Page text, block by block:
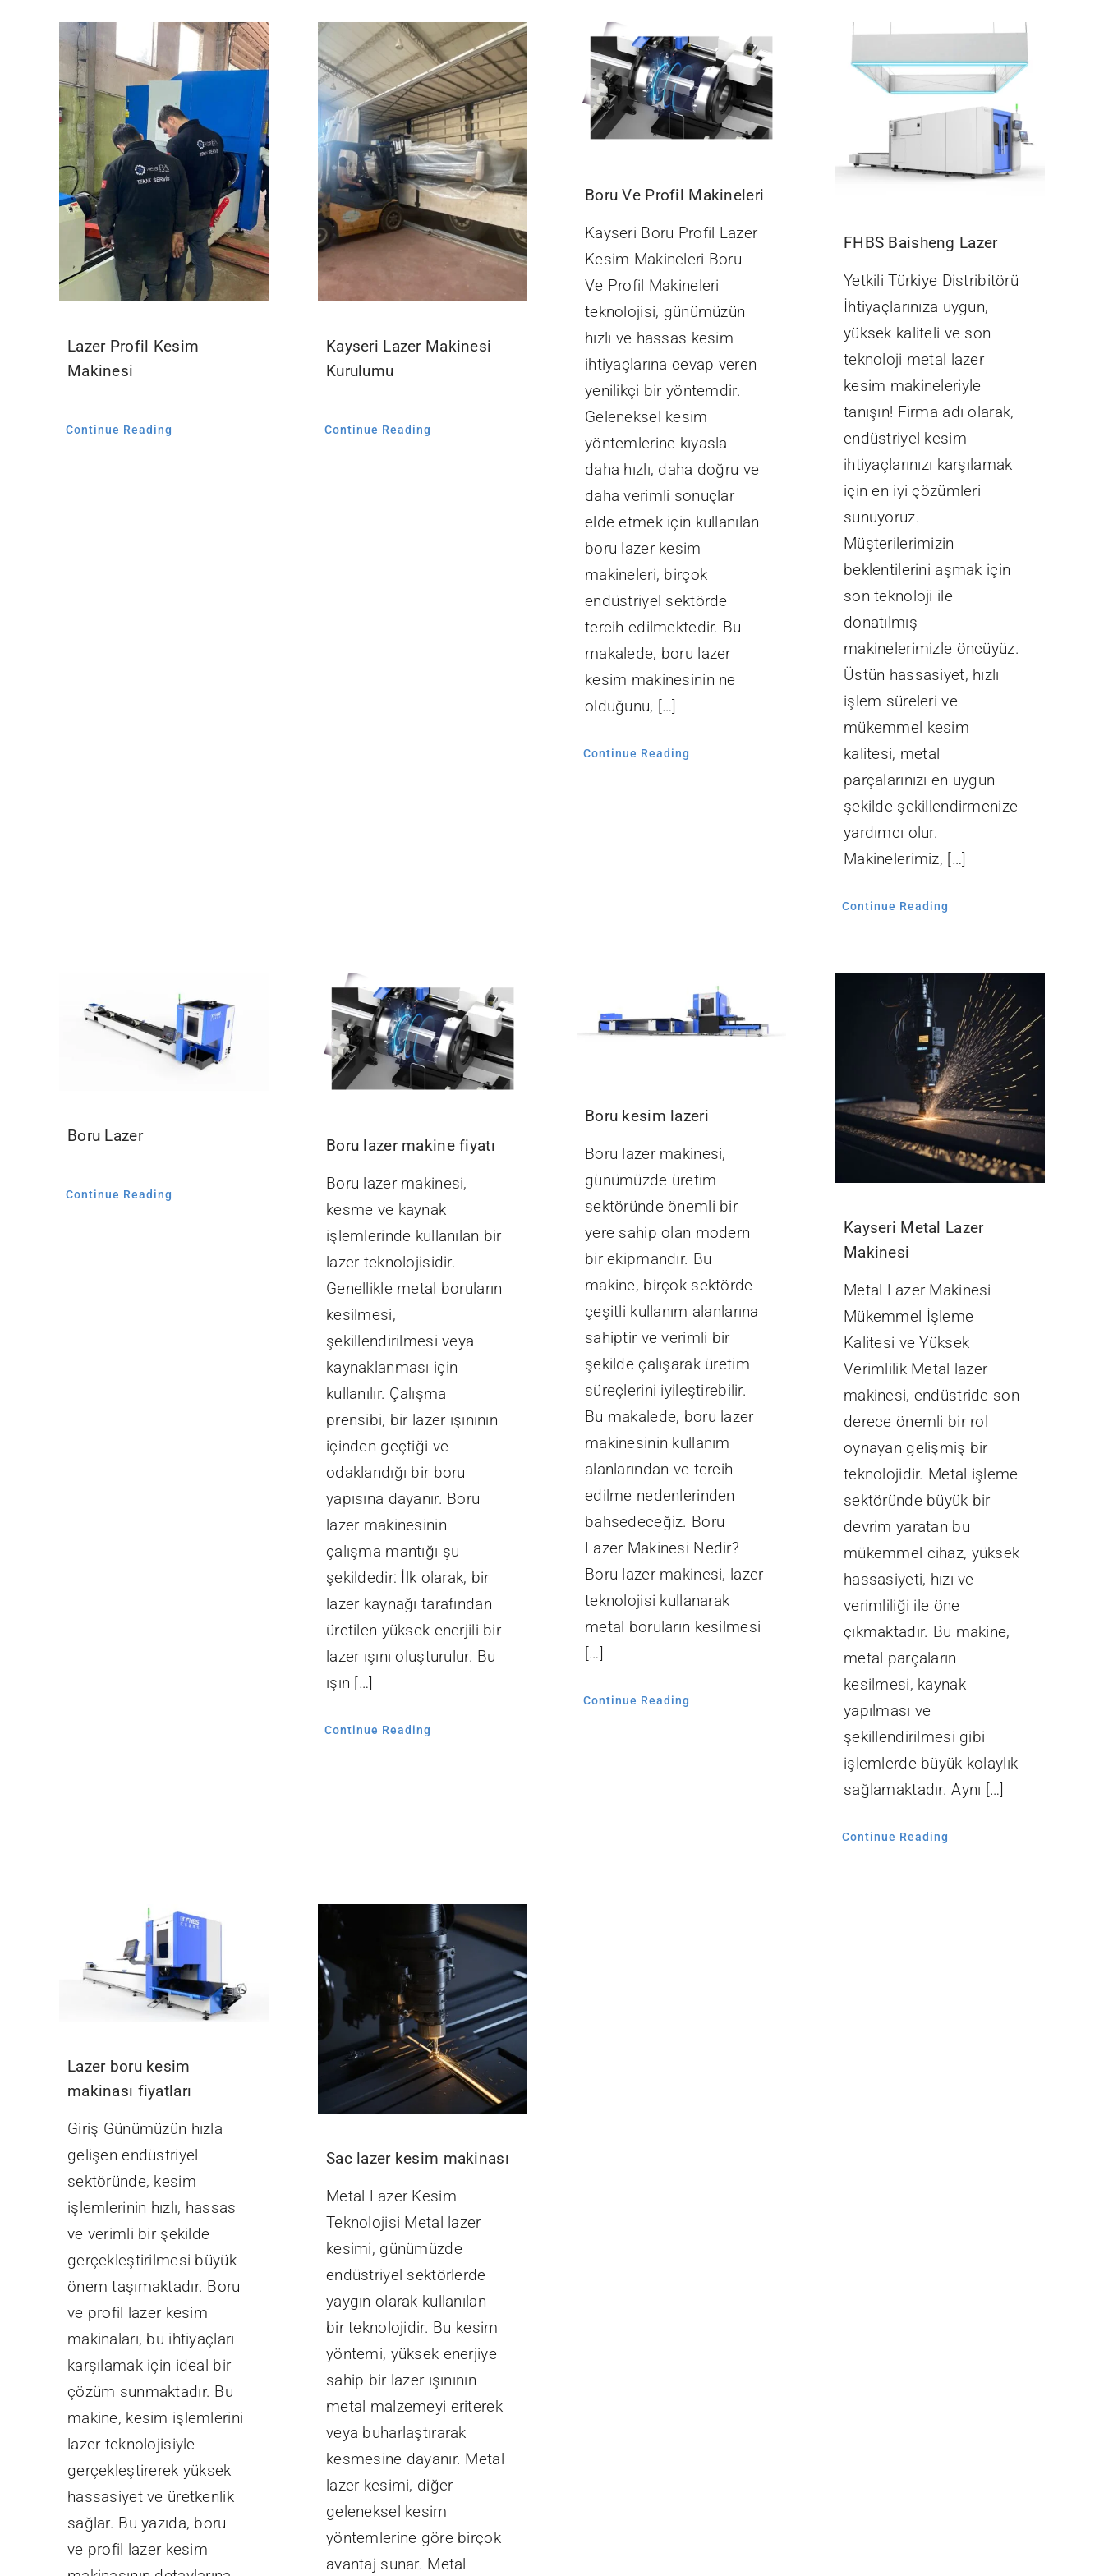
Lazer Profil Kesim
Makinesi
Continue Reading
Kayseri Lazer Makinesi
Kurulumu
Continue Reading
Boru Ve Profil Makineleri
Kayseri Boru Profil Lazer
Kesim Makineleri Boru
Ve Profil Makineleri
teknolojisi, günümüzün
hızlı ve hassas kesim
ihtiyaçlarına cevap veren
yenilikçi bir yöntemdir.
Geleneksel kesim
yöntemlerine kıyasla
daha hızlı, daha doğru ve
daha verimli sonuçlar
elde etmek için kullanılan
boru lazer kesim
makineleri, birçok
endüstriyel sektörde
tercih edilmektedir. Bu
makalede, boru lazer
kesim makinesinin ne
olduğunu, […]
Continue Reading
FHBS Baisheng Lazer
Yetkili Türkiye Distribitörü
İhtiyaçlarınıza uygun,
yüksek kaliteli ve son
teknoloji metal lazer
kesim makineleriyle
tanışın! Firma adı olarak,
endüstriyel kesim
ihtiyaçlarınızı karşılamak
için en iyi çözümleri
sunuyoruz.
Müşterilerimizin
beklentilerini aşmak için
son teknoloji ile
donatılmış
makinelerimizle öncüyüz.
Üstün hassasiyet, hızlı
işlem süreleri ve
mükemmel kesim
kalitesi, metal
parçalarınızı en uygun
şekilde şekillendirmenize
yardımcı olur.
Makinelerimiz, […]
Continue Reading
Boru Lazer
Continue Reading
Boru lazer makine fiyatı
Boru lazer makinesi,
kesme ve kaynak
işlemlerinde kullanılan bir
lazer teknolojisidir.
Genellikle metal boruların
kesilmesi,
şekillendirilmesi veya
kaynaklanması için
kullanılır. Çalışma
prensibi, bir lazer ışınının
içinden geçtiği ve
odaklandığı bir boru
yapısına dayanır. Boru
lazer makinesinin
çalışma mantığı şu
şekildedir: İlk olarak, bir
lazer kaynağı tarafından
üretilen yüksek enerjili bir
lazer ışını oluşturulur. Bu
ışın […]
Continue Reading
Boru kesim lazeri
Boru lazer makinesi,
günümüzde üretim
sektöründe önemli bir
yere sahip olan modern
bir ekipmandır. Bu
makine, birçok sektörde
çeşitli kullanım alanlarına
sahiptir ve verimli bir
şekilde çalışarak üretim
süreçlerini iyileştirebilir.
Bu makalede, boru lazer
makinesinin kullanım
alanlarından ve tercih
edilme nedenlerinden
bahsedeceğiz. Boru
Lazer Makinesi Nedir?
Boru lazer makinesi, lazer
teknolojisi kullanarak
metal boruların kesilmesi
[…]
Continue Reading
Kayseri Metal Lazer
Makinesi
Metal Lazer Makinesi
Mükemmel İşleme
Kalitesi ve Yüksek
Verimlilik Metal lazer
makinesi, endüstride son
derece önemli bir rol
oynayan gelişmiş bir
teknolojidir. Metal işleme
sektöründe büyük bir
devrim yaratan bu
mükemmel cihaz, yüksek
hassasiyeti, hızı ve
verimliliği ile öne
çıkmaktadır. Bu makine,
metal parçaların
kesilmesi, kaynak
yapılması ve
şekillendirilmesi gibi
işlemlerde büyük kolaylık
sağlamaktadır. Aynı […]
Continue Reading
Lazer boru kesim
makinası fiyatları
Giriş Günümüzün hızla
gelişen endüstriyel
sektöründe, kesim
işlemlerinin hızlı, hassas
ve verimli bir şekilde
gerçekleştirilmesi büyük
önem taşımaktadır. Boru
ve profil lazer kesim
makinaları, bu ihtiyaçları
karşılamak için ideal bir
çözüm sunmaktadır. Bu
makine, kesim işlemlerini
lazer teknolojisiyle
gerçekleştirerek yüksek
hassasiyet ve üretkenlik
sağlar. Bu yazıda, boru
ve profil lazer kesim
Sac lazer kesim makinası
Metal Lazer Kesim
Teknolojisi Metal lazer
kesimi, günümüzde
endüstriyel sektörlerde
yaygın olarak kullanılan
bir teknolojidir. Bu kesim
yöntemi, yüksek enerjiye
sahip bir lazer ışınının
metal malzemeyi eriterek
veya buharlaştırarak
kesmesine dayanır. Metal
lazer kesimi, diğer
geleneksel kesim
yöntemlerine göre birçok
avantaj sunar. Metal